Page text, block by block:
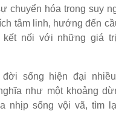
chuyển hóa trong suy
tâm linh, hướng đến
kết nối với những giá
đời sống hiện đại
như một khoảng
nhịp sống vội vã, tìm